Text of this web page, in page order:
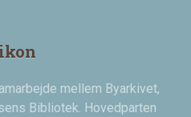
mellem Byarkivet,
Bibliotek. Hovedparten